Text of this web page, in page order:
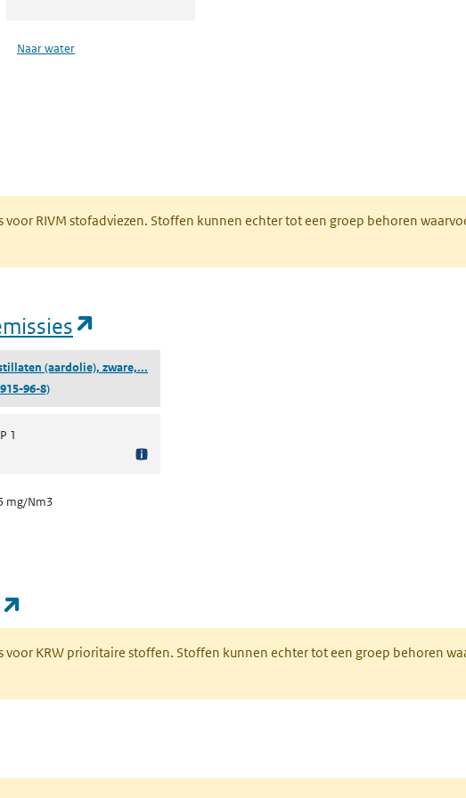
Naar water
voor RIVM stofadviezen. Stoffen kunnen echter tot een groep behoren
(aardolie), zware,...
96-8)
1
mg/Nm3
voor KRW prioritaire stoffen. Stoffen kunnen echter tot een groep behoren